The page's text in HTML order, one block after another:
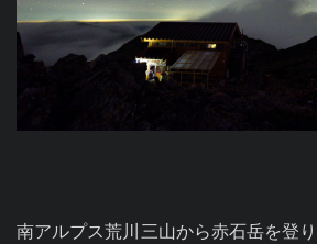
南アルプス荒川三山から赤石岳を登